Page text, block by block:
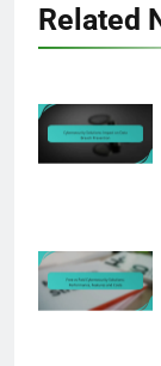
Related